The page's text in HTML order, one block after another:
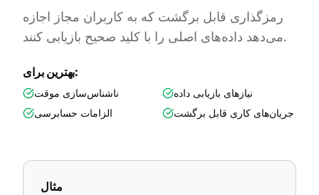
رمزگذاری قابل برگشت که به کاربران مجاز اجازه
می‌دهد داده‌های اصلی را با کلید صحیح بازیابی کنند.
بهترین برای:
ناشناس‌سازی موقت
نیازهای بازیابی داده
الزامات حسابرسی
جریان‌های کاری قابل برگشت
مثال